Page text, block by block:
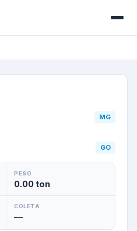
MG
GO
PESO
0.00ton
COLETA
—